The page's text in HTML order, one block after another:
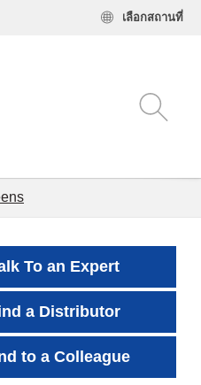
เลือกสถานที่
To an Expert
a Distributor
to a Colleague